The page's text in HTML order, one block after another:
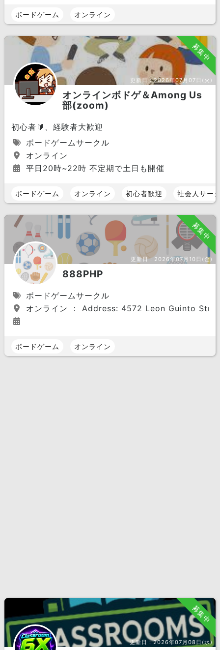
ボードゲーム オンライン
募集中
更新日：2026年07月07日(火)
オンラインボドゲ＆Among Us
部(zoom)
初心者🔰、経験者大歓迎
ボードゲームサークル
オンライン
平日20時~22時 不定期で土日も開催
ボードゲーム オンライン 初心者歓迎 社会人サー
募集中
更新日： 2026年07月10日(金)
888PHP
ボードゲームサークル
オンライン ： Address: 4572 Leon Guinto
ボードゲーム オンライン
募集中
更新日：2026年07月08日(水)